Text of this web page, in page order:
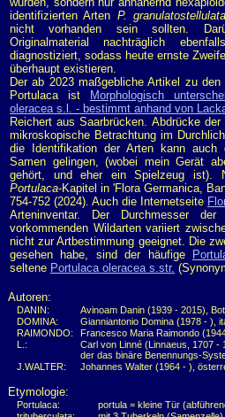
identifizierten Arten P. granulatostellulata
nicht vorhanden sein sollten.
Originalmaterial nachträglich
diagnostiziert, sodass heute ernste
überhaupt existieren.
Der ab 2023 maßgebliche Artikel zu
Portulaca ist
Morphologisch
oleracea s.l. - bestimmt anhand von
Reichert aus Saarbrücken. Abdrücke
mikroskopische Betrachtung im
die Identifikation der Arten kann auch
Samen gelingen, (wobei mein Gerät
gehört, und eher ein Spielzeug ist).
Portulaca-Kapitel in 'Flora Germanica,
754-752 (2024). Auch die Internetseite
Arteninventar. Der Durchmesser
vorkommenden Wildarten variiert
nicht zur Artbestimmung geeignet. Die
gesehen habe, sind der häufige
seltene Portulaca oleracea s.str.
Autoren:
DANIN:
Avinoam Danin (1939 - 2015),
DOMINA:
Gianniantonio Domina (1978 - ),
RAIMONDO:
Francesco Maria Raimondo
L.:
Carl von Linné (Linnaeus, 1707 -
der das binäre Benennungs-
J.WALTER:
Johannes Walter (1964 - ),
Etymologie:
Portulaca:
portula = kleine Tür